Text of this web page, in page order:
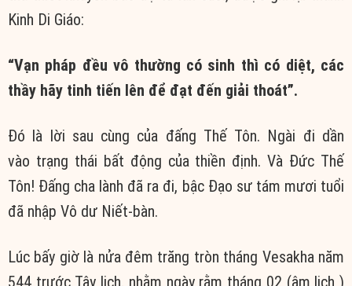
Kinh Di Giáo:
“Vạn pháp đềuvô thường có sinh thì có diệt, các
thầy hãy tinh tiến lên để đạt đến giải thoát”.
Đó là lời sau cùng của đấng Thế Tôn. Ngài đi dần
vào trạng thái bất động của thiền định. Và Đức Thế
Tôn! Đấng cha lành đã ra đi, bậc Đạo sưtám mươi tuổi
đã nhập Vô dư Niết-bàn.
Lúc bấy giờ là nửa đêm trăng tròn tháng Vesakha năm
544 trước Tây lịch, nhằm ngày rằm tháng 02 (âm lịch )